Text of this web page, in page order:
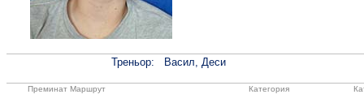
Треньор: Васил, Деси
Преминат Маршрут Категория